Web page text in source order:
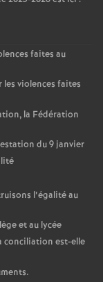
faites au
violences faites
la Fédération
du 9 janvier
l’égalité au
et au lycée
conciliation est-elle